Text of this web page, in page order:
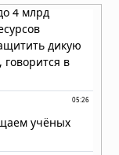
центр
жители
умерших у